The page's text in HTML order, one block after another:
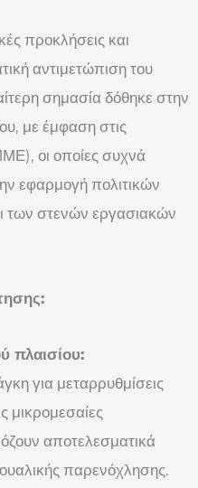
προκλήσεις και
αντιμετώπιση του
σημασία δόθηκε στην
με έμφαση στις
οι οποίες συχνά
εφαρμογή πολιτικών
των στενών εργασιακών
πλαισίου:
για μεταρρυθμίσεις
μικρομεσαίες
αποτελεσματικά
παρενόχλησης.